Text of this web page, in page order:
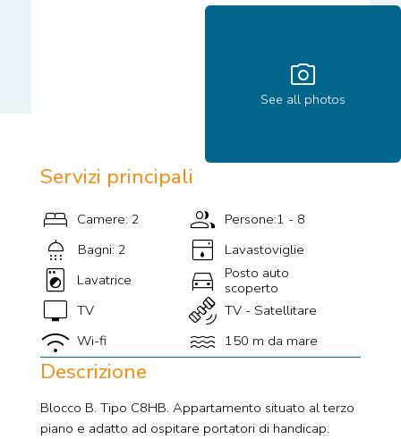
photo_camera
See all photos
Servizi principali
bed Camere: 2 group Persone:1 - 8
shower Bagni: 2 dishwasher Lavastoviglie
local_laundry_service Lavatrice directions_car
Posto auto
scoperto
tv TV satellite_alt TV - Satellitare
wifi Wi-fi water 150 m da mare
Descrizione
Blocco B. Tipo C8HB. Appartamento situato al terzo
piano e adatto ad ospitare portatori di handicap.